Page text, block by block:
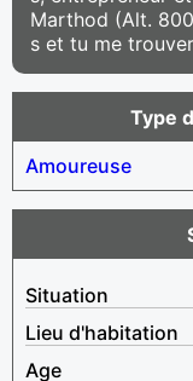
Marthod (Alt.
s et tu me
Type
Amoureuse
Situation
Lieu d'habitation
Age